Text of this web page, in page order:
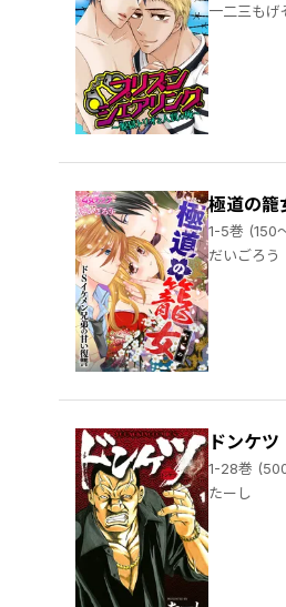
一二三もげ
極道の籠
1-5巻 (150
だいごろう
ドンケツ
1-28巻
たーし